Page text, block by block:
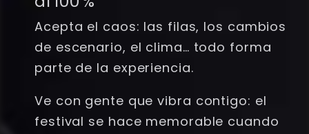
Acepta el caos: las filas, los cambios
de escenario, el clima… todo forma
parte de la experiencia.
Ve con gente que vibra contigo: el
festival se hace memorable cuando